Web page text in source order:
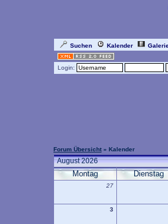
Suchen Kalender
Login:
Forum Übersicht » Kalender
August 2026
Montag Dienstag
27
3